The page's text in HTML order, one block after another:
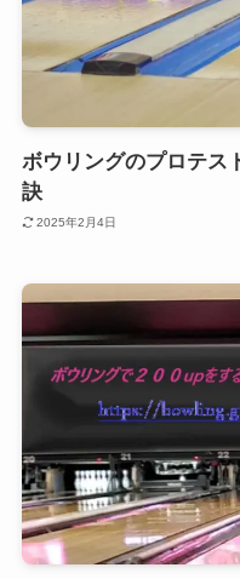
ボウリングのプロテス
訣
2025年2月4日